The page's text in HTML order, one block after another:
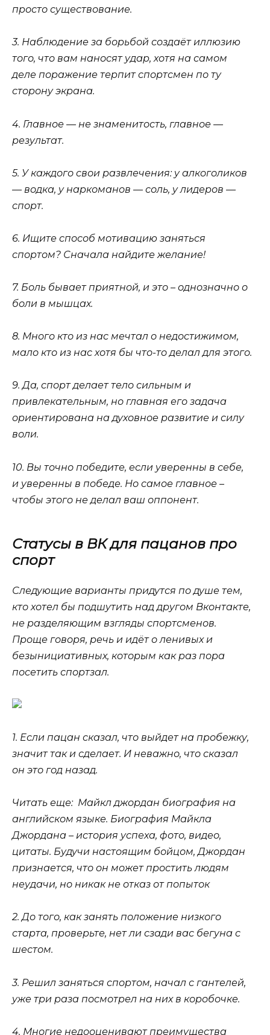
просто существование.
3. Наблюдение за борьбой создаёт иллюзию
того, что вам наносят удар, хотя на самом
деле поражение терпит спортсмен по ту
сторону экрана.
4. Главное — не знаменитость, главное —
результат.
5. У каждого свои развлечения: у алкоголиков
— водка, у наркоманов — соль, у лидеров —
спорт.
6. Ищите способ мотивацию заняться
спортом? Сначала найдите желание!
7. Боль бывает приятной, и это – однозначно о
боли в мышцах.
8. Много кто из нас мечтал о недостижимом,
мало кто из нас хотя бы что-то делал для этого.
9. Да, спорт делает тело сильным и
привлекательным, но главная его задача
ориентирована на духовное развитие и силу
воли.
10. Вы точно победите, если уверенны в себе,
и уверенны в победе. Но самое главное –
чтобы этого не делал ваш оппонент.
Статусы в ВК для пацанов про
спорт
Следующие варианты придутся по душе тем,
кто хотел бы подшутить над другом Вконтакте,
не разделяющим взгляды спортсменов.
Проще говоря, речь и идёт о ленивых и
безынициативных, которым как раз пора
посетить спортзал.
1. Если пацан сказал, что выйдет на пробежку,
значит так и сделает. И неважно, что сказал
он это год назад.
Читать еще: Майкл джордан биография на
английском языке. Биография Майкла
Джордана – история успеха, фото, видео,
цитаты. Будучи настоящим бойцом, Джордан
признается, что он может простить людям
неудачи, но никак не отказ от попыток
2. До того, как занять положение низкого
старта, проверьте, нет ли сзади вас бегуна с
шестом.
3. Решил заняться спортом, начал с гантелей,
уже три раза посмотрел на них в коробочке.
4. Многие недооценивают преимущества